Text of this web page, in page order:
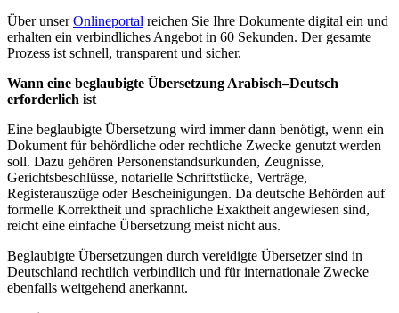
Über unserOnlineportal reichen Sie Ihre Dokumente digital ein und
erhalten ein verbindliches Angebot in 60 Sekunden. Der gesamte
Prozess ist schnell, transparent und sicher.
Wann eine beglaubigte Übersetzung Arabisch–Deutsch
erforderlich ist
Eine beglaubigte Übersetzung wird immer dann benötigt, wenn ein
Dokument für behördliche oder rechtliche Zwecke genutzt werden
soll. Dazu gehören Personenstandsurkunden, Zeugnisse,
Gerichtsbeschlüsse, notarielle Schriftstücke, Verträge,
Registerauszüge oder Bescheinigungen. Da deutsche Behörden auf
formelle Korrektheit und sprachliche Exaktheit angewiesen sind,
reicht eine einfache Übersetzung meist nicht aus.
Beglaubigte Übersetzungen durch vereidigte Übersetzer sind in
Deutschland rechtlich verbindlich und für internationale Zwecke
ebenfalls weitgehend anerkannt.